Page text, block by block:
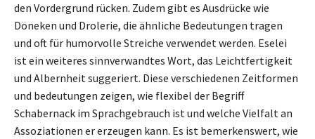
den Vordergrund rücken. Zudem gibt es Ausdrücke wie
Döneken und Drolerie, die ähnliche Bedeutungen tragen
und oft für humorvolle Streiche verwendet werden. Eselei
ist ein weiteres sinnverwandtes Wort, das Leichtfertigkeit
und Albernheit suggeriert. Diese verschiedenen Zeitformen
und bedeutungen zeigen, wie flexibel der Begriff
Schabernack im Sprachgebrauch ist und welche Vielfalt an
Assoziationen er erzeugen kann. Es ist bemerkenswert, wie